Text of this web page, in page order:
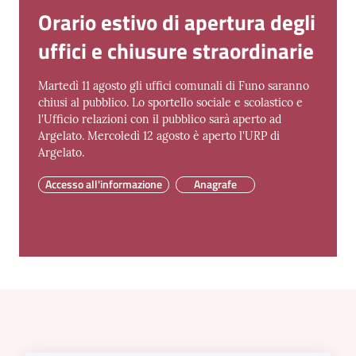
Amministrazione
Trasparente
Tutti
argomenti...
su
Orario estivo di apertura degli
uffici e chiusure straordinarie
Martedì 11 agosto gli uffici comunali di Funo saranno
chiusi al pubblico. Lo sportello sociale e scolastico e
l'Ufficio relazioni con il pubblico sarà aperto ad
Argelato. Mercoledì 12 agosto è aperto l'URP di
Argelato.
Accesso all'informazione Anagrafe